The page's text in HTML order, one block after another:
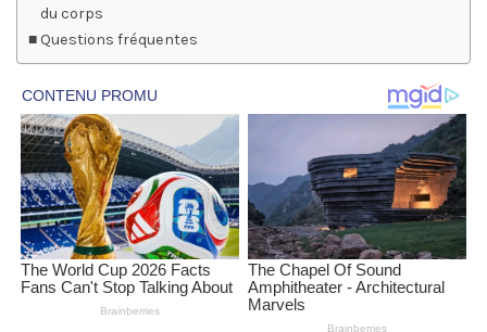
du corps
Questions fréquentes